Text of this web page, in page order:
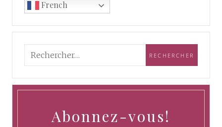
French
Abonnez-vous!